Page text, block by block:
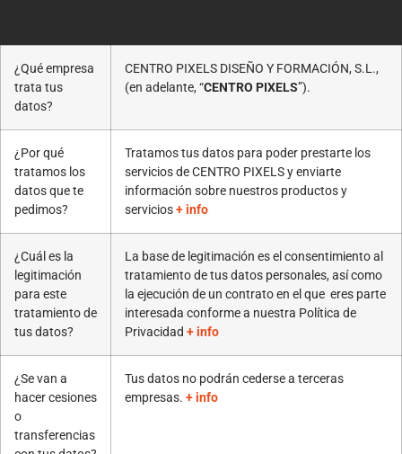
¿Qué empresa
trata tus
datos?
CENTRO PIXELS DISEÑO Y FORMACIÓN, S.L.,
(en adelante, “CENTRO PIXELS”).
¿Por qué
tratamos los
datos que te
pedimos?
Tratamos tus datos para poder prestarte los
servicios de CENTRO PIXELS y enviarte
información sobre nuestros productos y
servicios+ info
¿Cuál es la
legitimación
para este
tratamiento de
tus datos?
La base de legitimación es el consentimiento al
tratamiento de tus datos personales, así como
la ejecución de un contrato en el que eres parte
interesada conforme a nuestra Política de
Privacidad + info
¿Se van a
hacer cesiones
o
transferencias
Tus datos no podrán cederse a terceras
empresas. + info